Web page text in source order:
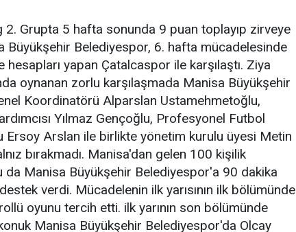
2. Grupta 5 hafta sonunda 9 puan toplayıp zirveye
Büyükşehir Belediyespor, 6. hafta mücadelesinde
yapan Çatalcaspor ile karşılaştı. Ziya
oynanan zorlu karşılaşmada Manisa Büyükşehir
Koordinatörü Alparslan Ustamehmetoğlu,
Yılmaz Gençoğlu, Profesyonel Futbol
Ersoy Arslan ile birlikte yönetim kurulu üyesi Metin
bırakmadı. Manisa'dan gelen 100 kişilik
da Manisa Büyükşehir Belediyespor'a 90 dakika
verdi. Mücadelenin ilk yarısının ilk bölümünde
oyunu tercih etti. ilk yarının son bölümünde
konuk Manisa Büyükşehir Belediyespor'da Olcay